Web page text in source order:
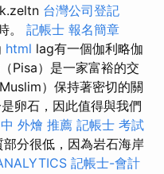
台灣公司登記
。 記帳士 報名簡章
html lag有一個伽利略伽
Pisa）是一家富裕的交
Muslim）保持著密切的關
卵石，因此值得與我們
外燴 推薦 記帳士 考試
分很低，因為岩石海岸
記帳士-會計